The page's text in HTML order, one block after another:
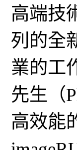
高端技
列的全
業的工
先生（
高效能